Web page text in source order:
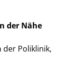
der Nähe
der Poliklinik,